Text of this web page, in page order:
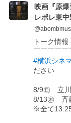
映画『原
レポレ東
トーク情報
￣￣￣￣￣
#横浜シネ
ださい
8/9㊐ 立川
8/13㊍ 斉
※全て